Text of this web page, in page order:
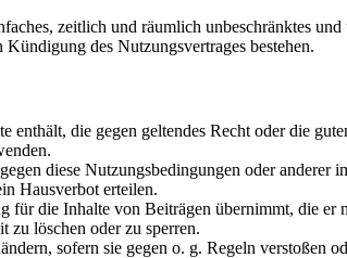
zeitlich und räumlich unbeschränktes
des Nutzungsvertrages bestehen.
die gegen geltendes Recht oder die
diese Nutzungsbedingungen oder
Hausverbot erteilen.
die Inhalte von Beiträgen übernimmt, die
zu löschen oder zu sperren.
sofern sie gegen o. g. Regeln verstoßen